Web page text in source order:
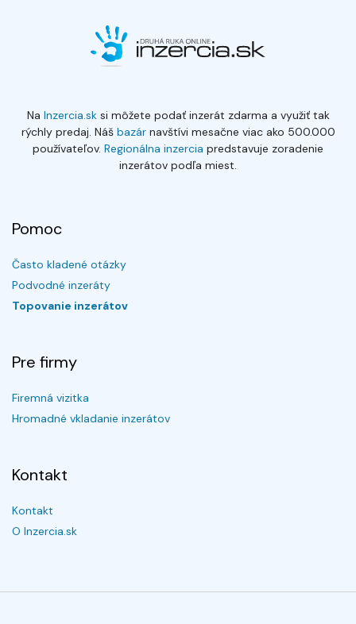
Na Inzercia.sksi môžete podať inzerát zdarma a využiť tak
rýchly predaj. Náš bazárnavštívi mesačne viac ako 500.000
používateľov. Regionálna inzercia predstavuje zoradenie
inzerátov podľa miest.
Pomoc
Často kladené otázky
Podvodné inzeráty
Topovanie inzerátov
Pre firmy
Firemná vizitka
Hromadné vkladanie inzerátov
Kontakt
Kontakt
O Inzercia.sk